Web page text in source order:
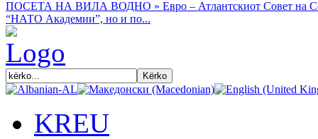
ПОСЕТА НА ВИЛА ВОДНО » Евро – Атлантскиот Совет на
“НАТО Академии”, но и по...
KREU